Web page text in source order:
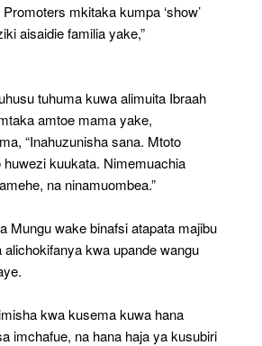
mkitaka kumpa ‘show’
aisaidie familia yake,”
tuhuma kuwa alimuita Ibraah
amtoe mama yake,
“Inahuzunisha sana. Mtoto
kuukata. Nimemuachia
na ninamuombea.”
Mungu wake binafsi atapata majibu
kwa upande wangu
kwa kusema kuwa hana
imchafue, na hana haja ya kusubiri